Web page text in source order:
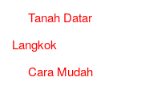
Tanah Datar
Langkok
Cara Mudah